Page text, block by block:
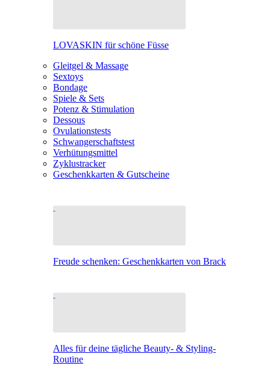
LOVASKIN für schöne Füsse
Gleitgel & Massage
Sextoys
Bondage
Spiele & Sets
Potenz & Stimulation
Dessous
Ovulationstests
Schwangerschaftstest
Verhütungsmittel
Zyklustracker
Geschenkkarten & Gutscheine
Freude schenken: Geschenkkarten von Brack
Alles für deine tägliche Beauty- & Styling-
Routine